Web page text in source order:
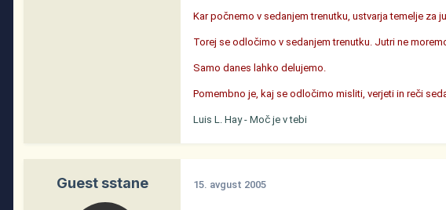
Kar počnemo v sedanjem trenutku, ustvarja temelje za
Torej se odločimo v sedanjem trenutku. Jutri ne
Samo danes lahko delujemo.
Pomembno je, kaj se odločimo misliti, verjeti in reči
Luis L. Hay - Moč je v tebi
Guest sstane 15. avgust 2005